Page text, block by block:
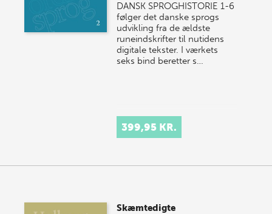
DANSK SPROGHISTORIE 1-6
følger det danske sprogs
udvikling fra de ældste
runeindskrifter til nutidens
digitale tekster. I værkets
seks bind beretter s…
399,95 KR.
Skæmtedigte